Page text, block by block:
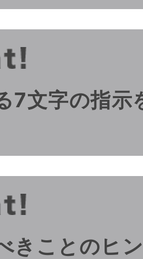
7文字の指示
きことのヒ